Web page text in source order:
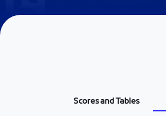
Scores and Tables